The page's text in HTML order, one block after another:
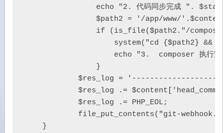
echo "2. 代码同步完成 ".
$path2 = '/app/www/
if (is_file($path2."/
system("cd {$path2} &&
echo "3.  composer 执行
                }
$res_log =
$res_log .=
            $res_log .= PHP_EOL;
file_put_contents("git-
    }